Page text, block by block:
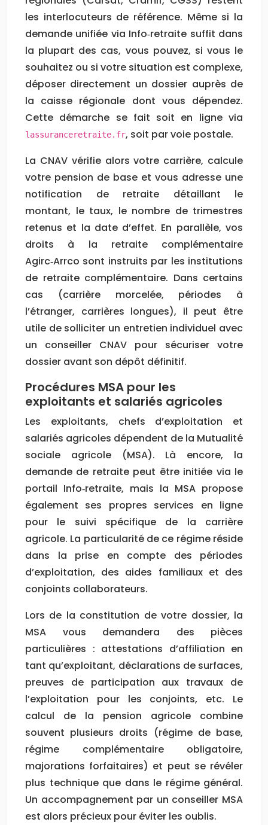
les interlocuteurs de référence. Même si la
demande unifiée via Info‑retraite suffit dans
la plupart des cas, vous pouvez, si vous le
souhaitez ou si votre situation est complexe,
déposer directement un dossier auprès de
la caisse régionale dont vous dépendez.
Cette démarche se fait soit en ligne via
lassuranceretraite.fr, soit par voie postale.
La CNAV vérifie alors votre carrière, calcule
votre pension de base et vous adresse une
notification de retraite détaillant le
montant, le taux, le nombre de trimestres
retenus et la date d’effet. En parallèle, vos
droits à la retraite complémentaire
Agirc‑Arrco sont instruits par les institutions
de retraite complémentaire. Dans certains
cas (carrière morcelée, périodes à
l’étranger, carrières longues), il peut être
utile de solliciter un entretien individuel avec
un conseiller CNAV pour sécuriser votre
dossier avant son dépôt définitif.
Procédures MSA pour les
exploitants et salariés agricoles
Les exploitants, chefs d’exploitation et
salariés agricoles dépendent de la Mutualité
sociale agricole (MSA). Là encore, la
demande de retraite peut être initiée via le
portail Info‑retraite, mais la MSA propose
également ses propres services en ligne
pour le suivi spécifique de la carrière
agricole. La particularité de ce régime réside
dans la prise en compte des périodes
d’exploitation, des aides familiaux et des
conjoints collaborateurs.
Lors de la constitution de votre dossier, la
MSA vous demandera des pièces
particulières : attestations d’affiliation en
tant qu’exploitant, déclarations de surfaces,
preuves de participation aux travaux de
l’exploitation pour les conjoints, etc. Le
calcul de la pension agricole combine
souvent plusieurs droits (régime de base,
régime complémentaire obligatoire,
majorations forfaitaires) et peut se révéler
plus technique que dans le régime général.
Un accompagnement par un conseiller MSA
est alors précieux pour éviter les oublis.